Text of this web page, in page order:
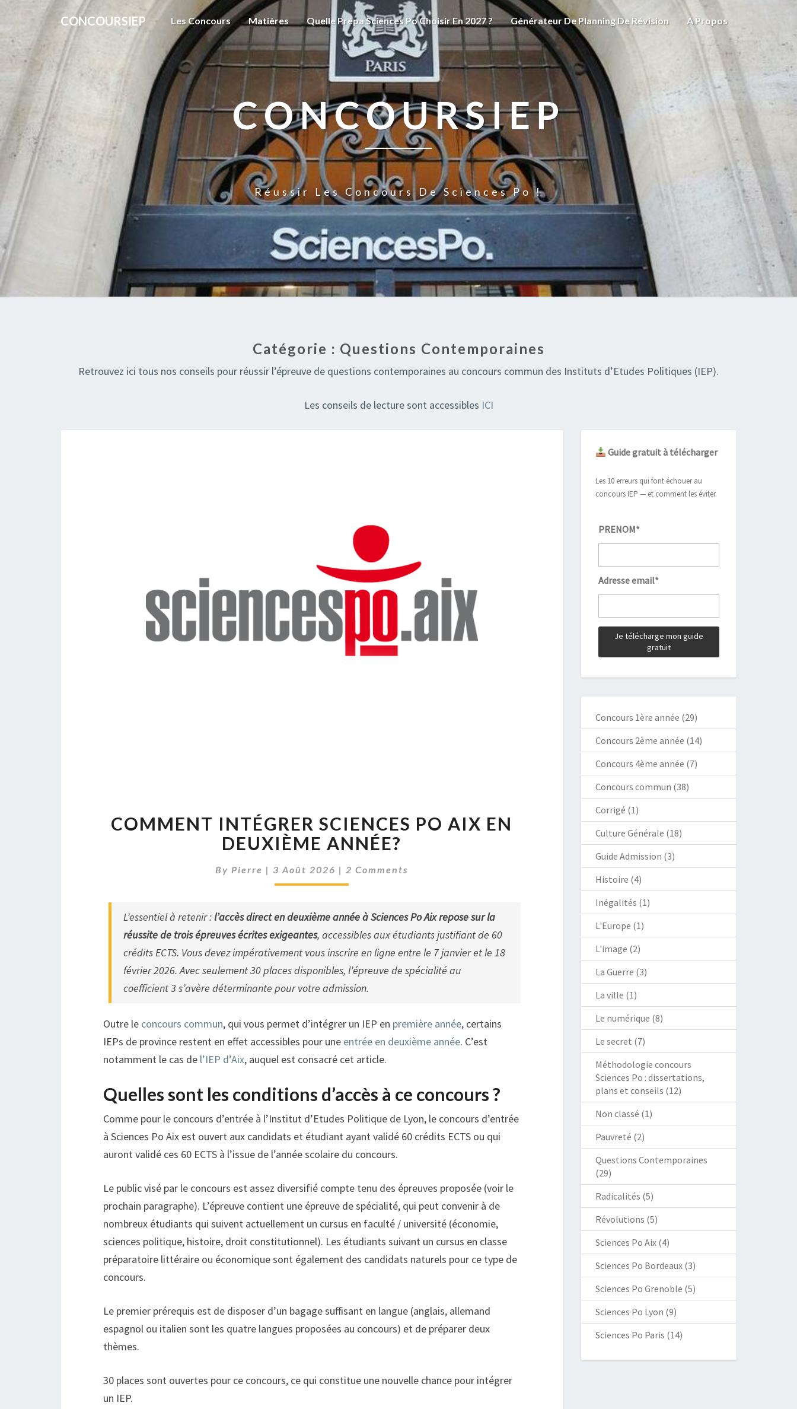
CONCOURSIEP Les Concours Matières Quelle Prépa Sciences Po Choisir En 2027 ? Générateur De Planning De Révision A Propos
CONCOURSIEP
Réussir Les Concours De Sciences Po !
Catégorie : Questions Contemporaines
Retrouvez ici tous nos conseils pour réussir l’épreuve de questions contemporaines au concours commun des Instituts d’Etudes Politiques (IEP).
Les conseils de lecture sont accessibles ICI
INTÉGRER
SCIENCES
PO
AIX
EN
ANNÉE?
COMMENT INTÉGRER SCIENCES PO AIX EN
DEUXIÈME ANNÉE?
By Pierre | 3 Août 2026 | Comments
2 Comments
L’essentiel à retenir :l’accès direct en deuxième année à Sciences Po Aix repose sur la
réussite de trois épreuves écrites exigeantes, accessibles aux étudiants justifiant de 60
crédits ECTS. Vous devez impérativement vous inscrire en ligne entre le 7 janvier et le 18
février 2026. Avec seulement 30 places disponibles, l’épreuve de spécialité au
coefficient 3 s’avère déterminante pour votre admission.
Outre le concours commun, qui vous permet d’intégrer un IEP en première année, certains
IEPs de province restent en effet accessibles pour une entrée en deuxième année. C’est
notamment le cas de l’IEP d’Aix, auquel est consacré cet article.
Quelles sont les conditions d’accès à ce concours ?
Comme pour le concours d’entrée à l’Institut d’Etudes Politique de Lyon, le concours d’entrée
à Sciences Po Aix est ouvert aux candidats et étudiant ayant validé 60 crédits ECTS ou qui
auront validé ces 60 ECTS à l’issue de l’année scolaire du concours.
Le public visé par le concours est assez diversifié compte tenu des épreuves proposée (voir le
prochain paragraphe). L’épreuve contient une épreuve de spécialité, qui peut convenir à de
nombreux étudiants qui suivent actuellement un cursus en faculté / université (économie,
sciences politique, histoire, droit constitutionnel). Les étudiants suivant un cursus en classe
préparatoire littéraire ou économique sont également des candidats naturels pour ce type de
concours.
Le premier prérequis est de disposer d’un bagage suffisant en langue (anglais, allemand
espagnol ou italien sont les quatre langues proposées au concours) et de préparer deux
thèmes.
30 places sont ouvertes pour ce concours, ce qui constitue une nouvelle chance pour intégrer
un IEP.
Guide gratuit à télécharger
Les 10 erreurs qui font échouer au
concours IEP — et comment les éviter.
PRENOM*
Adresse email*
Concours 1ère année (29)
Concours 2ème année (14)
Concours 4ème année (7)
Concours commun (38)
Corrigé (1)
Culture Générale (18)
Guide Admission (3)
Histoire (4)
Inégalités (1)
L'Europe (1)
L'image (2)
La Guerre (3)
La ville (1)
Le numérique (8)
Le secret (7)
Méthodologie concours
Sciences Po : dissertations,
plans et conseils (12)
Non classé (1)
Pauvreté (2)
Questions Contemporaines
(29)
Radicalités (5)
Révolutions (5)
Sciences Po Aix(4)
Sciences Po Bordeaux(3)
Sciences Po Grenoble (5)
Sciences Po Lyon (9)
Sciences Po Paris (14)